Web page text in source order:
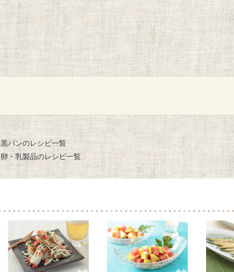
黒パンのレシピ一覧
卵・乳製品のレシピ一覧